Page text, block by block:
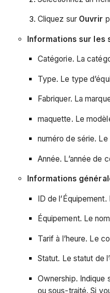
Cliquez sur Ouvrir
Informations sur les
Catégorie. La
Type. Le type
Fabriquer. La
maquette. Le
numéro de série.
Année. L’année de
Informations
ID de l’Équipement.
Équipement. Le
Tarif à l’heure. Le
Statut. Le statut de
Ownership. Indique
ou sous-traité. Si